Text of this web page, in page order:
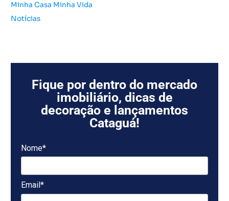
Minha Casa Minha Vida
Notícias
Fique por dentro do mercado
imobiliário, dicas de
decoração e lançamentos
Cataguá!
Nome*
Email*